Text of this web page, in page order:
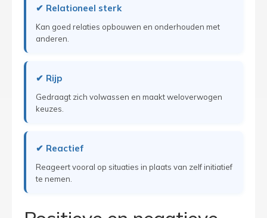
✔ Relationeel sterk
Kan goed relaties opbouwen en onderhouden met
anderen.
✔ Rijp
Gedraagt zich volwassen en maakt weloverwogen
keuzes.
✔ Reactief
Reageert vooral op situaties in plaats van zelf initiatief
te nemen.